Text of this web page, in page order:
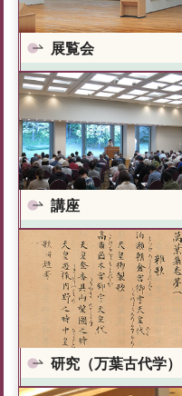
展覧会
講座
研究（万葉古代学）